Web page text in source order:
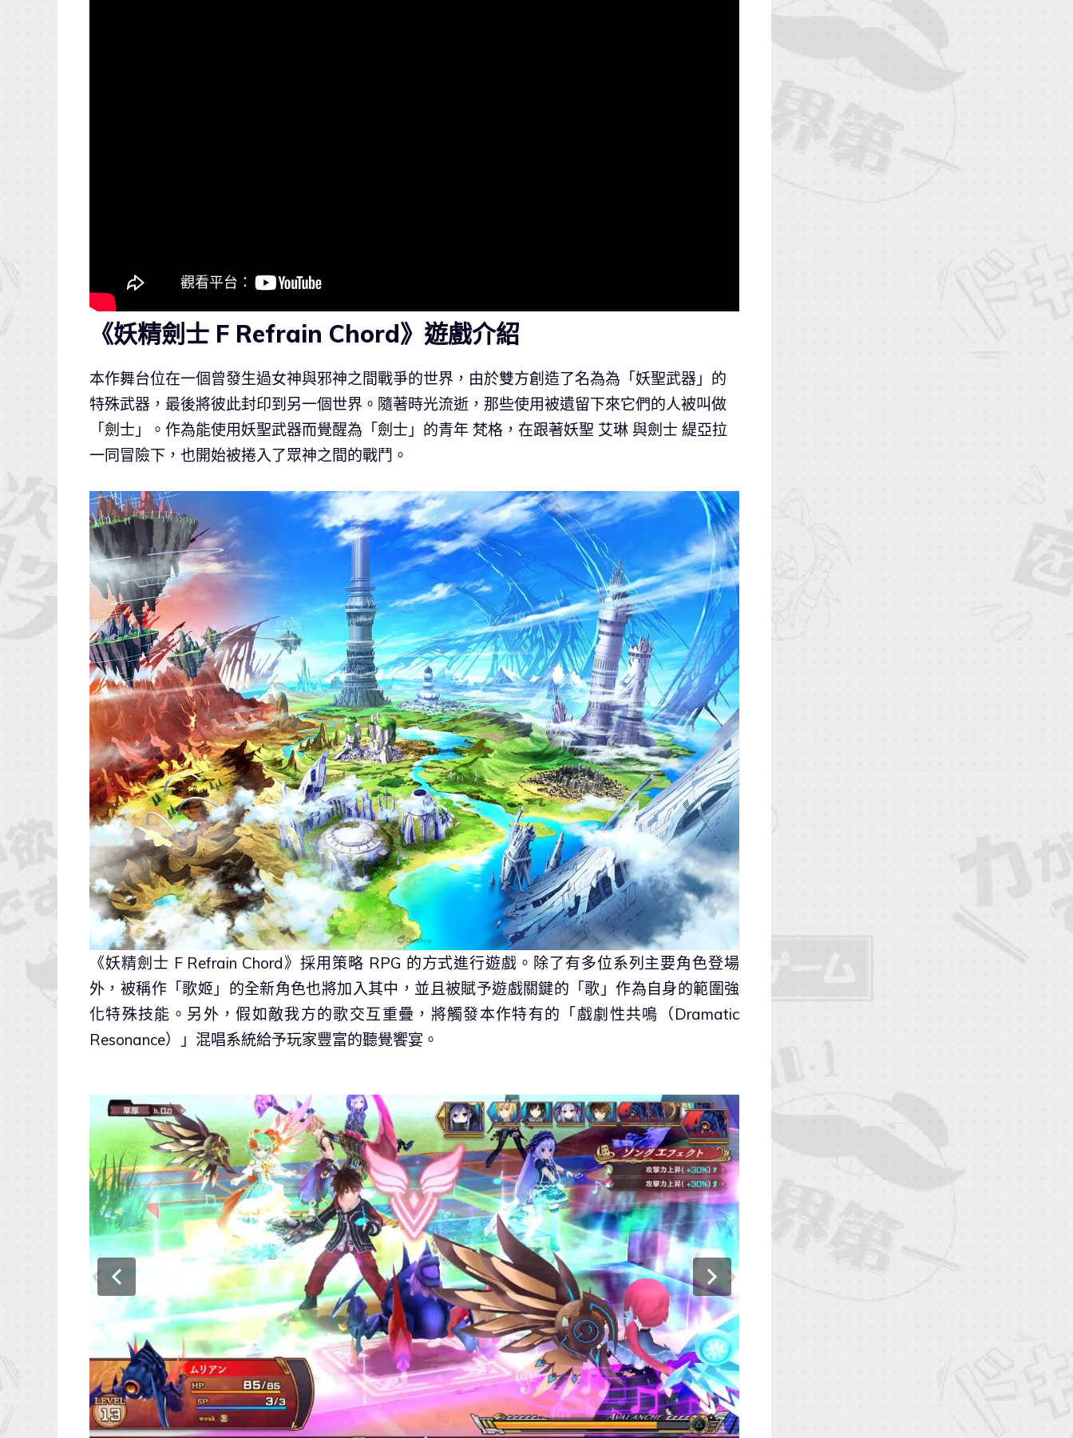
《妖精劍士 F Refrain Chord》遊戲介紹
本作舞台位在一個曾發生過女神與邪神之間戰爭的世界，由於雙方創造了名為為「妖聖武器」的
特殊武器，最後將彼此封印到另一個世界。隨著時光流逝，那些使用被遺留下來它們的人被叫做
「劍士」。作為能使用妖聖武器而覺醒為「劍士」的青年 梵格，在跟著妖聖 艾琳 與劍士 緹亞拉
一同冒險下，也開始被捲入了眾神之間的戰鬥。
《妖精劍士 F Refrain Chord》採用策略 RPG 的方式進行遊戲。除了有多位系列主要角色登場
外，被稱作「歌姬」的全新角色也將加入其中，並且被賦予遊戲關鍵的「歌」作為自身的範圍強
化特殊技能。另外，假如敵我方的歌交互重疊，將觸發本作特有的「戲劇性共鳴（Dramatic
Resonance）」混唱系統給予玩家豐富的聽覺饗宴。